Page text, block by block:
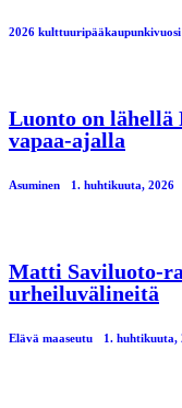
2026 kulttuuripääkaupunkivuosi
Luonto on lähellä
vapaa-ajalla
Asuminen 1. huhtikuuta, 2026
Matti Saviluoto-
urheiluvälineitä
Elävä maaseutu 1. huhtikuuta,